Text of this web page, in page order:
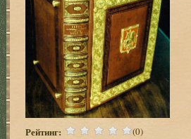
Рейтинг: (0)